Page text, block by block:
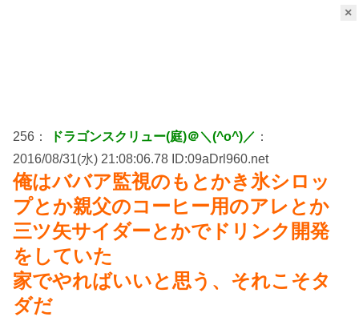
×
256： ドラゴンスクリュー(庭)＠＼(^o^)／ ：
2016/08/31(水) 21:08:06.78 ID:09aDrl960.net
俺はババア監視のもとかき氷シロッ
プとか親父のコーヒー用のアレとか
三ツ矢サイダーとかでドリンク開発
をしていた
家でやればいいと思う、それこそタ
ダだ